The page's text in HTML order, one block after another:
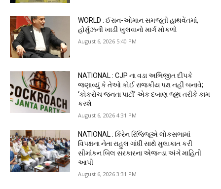
WORLD : ઈરાન-ઓમાન સમજૂતી હાથવેંતમાં,
હોર્મુઝની ખાડી ખુલવાનો માર્ગ મોકળો
August 6, 2026 5:40 PM
NATIONAL : CJP ના વડા અભિજીત દીપકે
જણાવ્યું કે તેઓ કોઈ રાજકીય પક્ષ નહીં બનાવે;
‘કોકરોચ જનતા પાર્ટી’ એક દબાણ જૂથ તરીકે કામ
કરશે
August 6, 2026 4:31 PM
NATIONAL : કિરેન રિજિજૂએ લોકસભામાં
વિપક્ષના નેતા રાહુલ ગાંધી સાથે મુલાકાત કરી
સીમાંકન બિલ સરકારના એજન્ડા અંગે માહિતી
આપી
August 6, 2026 3:31 PM